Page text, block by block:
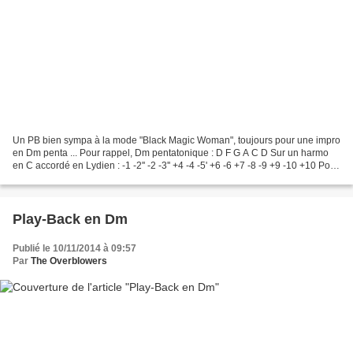
Un PB bien sympa à la mode "Black Magic Woman", toujours pour une impro
en Dm penta ... Pour rappel, Dm pentatonique : D F G A C D Sur un harmo
en C accordé en Lydien : -1 -2'' -2 -3'' +4 -4 -5' +6 -6 +7 -8 -9 +9 -10 +10 Pour
Play-Back en Dm
Publié le 10/11/2014 à 09:57
Par The Overblowers